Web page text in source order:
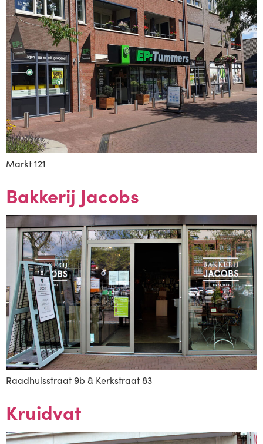
Markt 121
Bakkerij Jacobs
Raadhuisstraat 9b & Kerkstraat 83
Kruidvat